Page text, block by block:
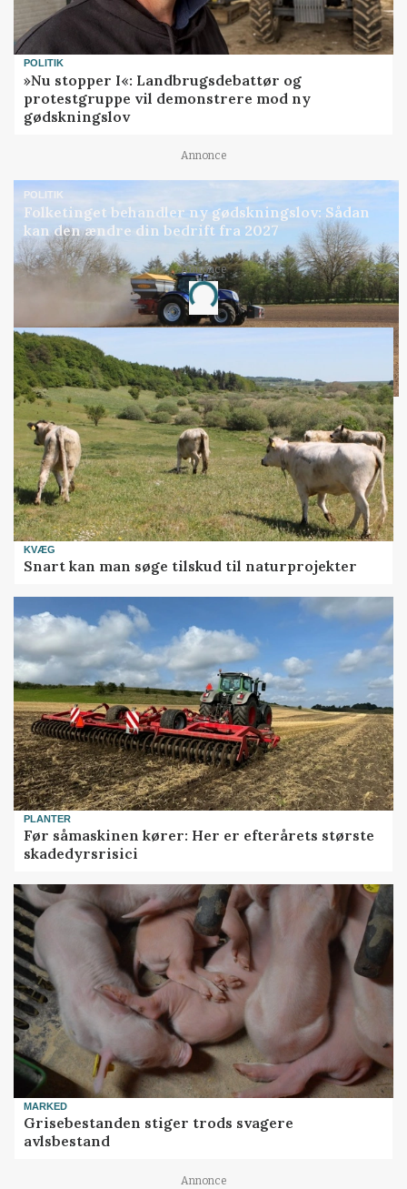
POLITIK
»Nu stopper I«: Landbrugsdebattør og
protestgruppe vil demonstrere mod ny
gødskningslov
Annonce
POLITIK
Folketinget behandler ny gødskningslov: Sådan
kan den ændre din bedrift fra 2027
Annonce
Loading...
KVÆG
Snart kan man søge tilskud til naturprojekter
PLANTER
Før såmaskinen kører: Her er efterårets største
skadedyrsrisici
MARKED
Grisebestanden stiger trods svagere
avlsbestand
Annonce